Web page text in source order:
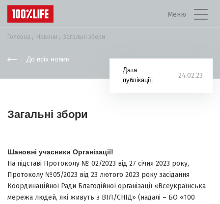
Меню
Головна Новини Загальні збори
До всіх новин
Дата
публікації:
24.02.23
Загальні збори
Шановні учасники Організації!
На підставі Протоколу № 02/2023 від 27 січня 2023 року,
Протоколу №05/2023 від 23 лютого 2023 року засідання
Координаційної Ради Благодійної організації «Всеукраїнська
мережа людей, які живуть з ВІЛ/СНІД» (надалі – БО «100